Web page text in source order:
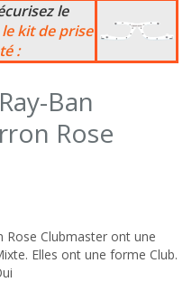
le
le kit de prise
:
Ban
Rose
Rose Clubmaster ont une
Elles ont une forme Club.